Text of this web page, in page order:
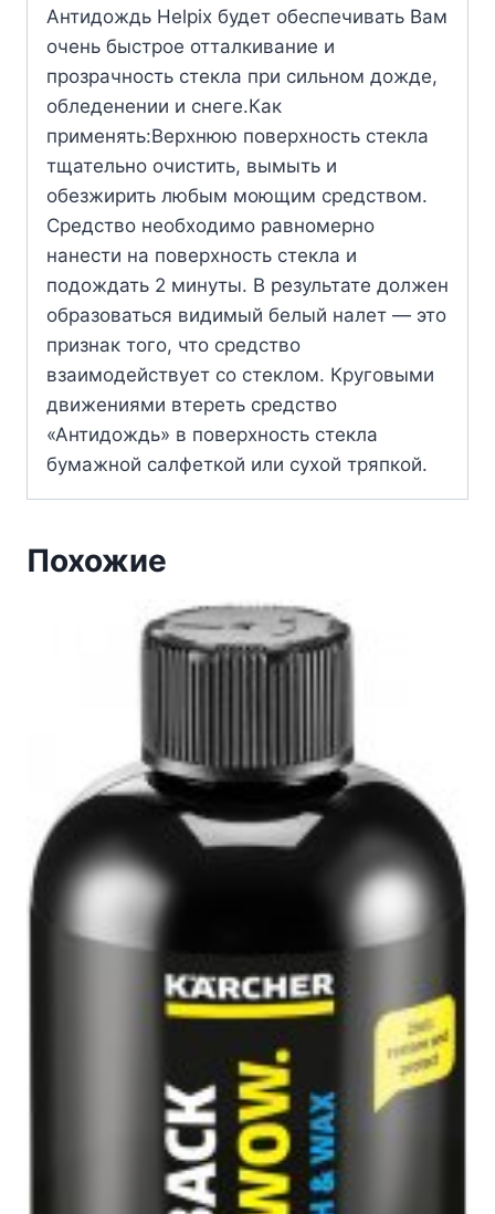
Антидождь Helpix будет обеспечивать Вам
очень быстрое отталкивание и
прозрачность стекла при сильном дожде,
обледенении и снеге.Как
применять:Верхнюю поверхность стекла
тщательно очистить, вымыть и
обезжирить любым моющим средством.
Средство необходимо равномерно
нанести на поверхность стекла и
подождать 2 минуты. В результате должен
образоваться видимый белый налет — это
признак того, что средство
взаимодействует со стеклом. Круговыми
движениями втереть средство
«Антидождь» в поверхность стекла
бумажной салфеткой или сухой тряпкой.
Похожие